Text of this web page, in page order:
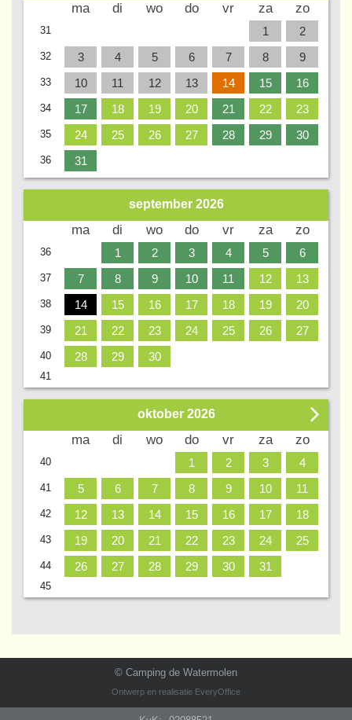
ma di wo do vr za zo
31 1 2
32 3 4 5 6 7 8 9
33 10 11 12 13 14 15 16
34 17 18 19 20 21 22 23
35 24 25 26 27 28 29 30
36 31
september 2026
ma di wo do vr za zo
36 1 2 3 4 5 6
37 7 8 9 10 11 12 13
38 14 15 16 17 18 19 20
39 21 22 23 24 25 26 27
40 28 29 30
41
oktober 2026
ma di wo do vr za zo
40 1 2 3 4
41 5 6 7 8 9 10 11
42 12 13 14 15 16 17 18
43 19 20 21 22 23 24 25
44 26 27 28 29 30 31
45
© Camping de Watermolen
Ontwerp en realisatie EveryOffice